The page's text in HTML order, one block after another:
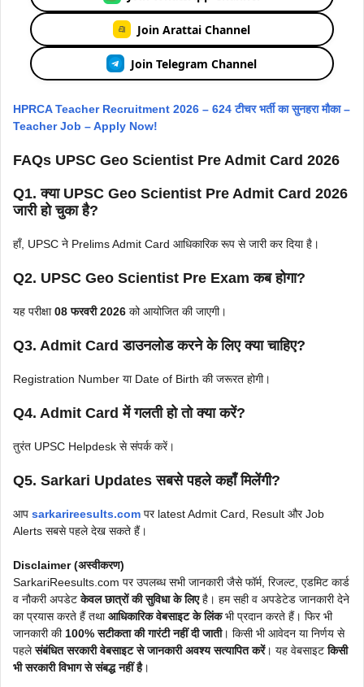
Join Arattai Channel
Join Telegram Channel
HPRCA Teacher Recruitment 2026 – 624 टीचर भर्ती का सुनहरा मौका –
Teacher Job – Apply Now!
FAQs UPSC Geo Scientist Pre Admit Card 2026
Q1. क्या UPSC Geo Scientist Pre Admit Card 2026
जारी हो चुका है?
हाँ, UPSC ने Prelims Admit Card आधिकारिक रूप से जारी कर दिया है।
Q2. UPSC Geo Scientist Pre Exam कब होगा?
यह परीक्षा08 फरवरी 2026 को आयोजित की जाएगी।
Q3. Admit Card डाउनलोड करने के लिए क्या चाहिए?
Registration Number या Date of Birth की जरूरत होगी।
Q4. Admit Card में गलती हो तो क्या करें?
तुरंत UPSC Helpdesk से संपर्क करें।
Q5. Sarkari Updates सबसे पहले कहाँ मिलेंगी?
आप sarkarireesults.com पर latest Admit Card, Result और Job
Alerts सबसे पहले देख सकते हैं।
Disclaimer (अस्वीकरण)
SarkariReesults.com पर उपलब्ध सभी जानकारी जैसे फॉर्म, रिजल्ट, एडमिट कार्ड
व नौकरी अपडेटकेवल छात्रों की सुविधा के लिएहै। हम सही व अपडेटेड जानकारी देने
का प्रयास करते हैं तथाआधिकारिक वेबसाइट के लिंकभी प्रदान करते हैं। फिर भी
जानकारी की100% सटीकता की गारंटी नहीं दी जाती। किसी भी आवेदन या निर्णय से
पहलेसंबंधित सरकारी वेबसाइट से जानकारी अवश्य सत्यापित करें। यह वेबसाइटकिसी
भी सरकारी विभाग से संबद्ध नहीं है।